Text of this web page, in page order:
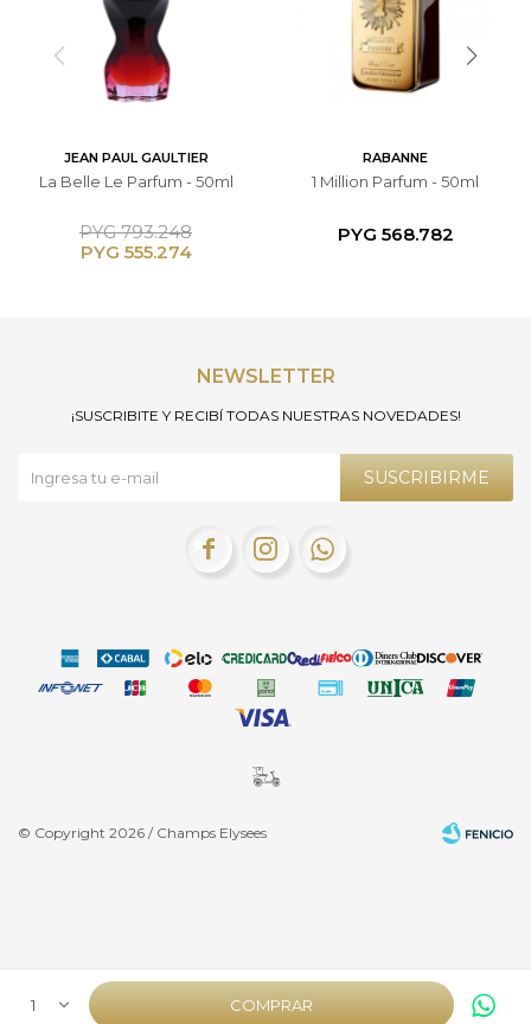
1 COMPRAR
JEAN PAUL GAULTIER
La Belle Le Parfum - 50ml
PYG 555.274
PYG 793.248
RABANNE
1 Million Parfum - 50ml
PYG 568.782
NEWSLETTER
¡SUSCRIBITE Y RECIBÍ TODAS NUESTRAS NOVEDADES!
SUSCRIBIRME
  
© Copyright 2026 / Champs Elysees
Fenicio